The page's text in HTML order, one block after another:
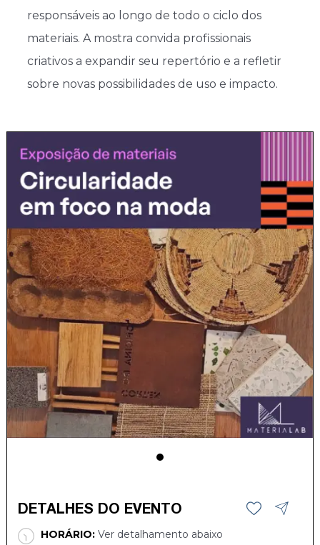
responsáveis ao longo de todo o ciclo dos
materiais. A mostra convida profissionais
criativos a expandir seu repertório e a refletir
sobre novas possibilidades de uso e impacto.
DETALHES DO EVENTO
HORÁRIO:Ver detalhamento abaixo